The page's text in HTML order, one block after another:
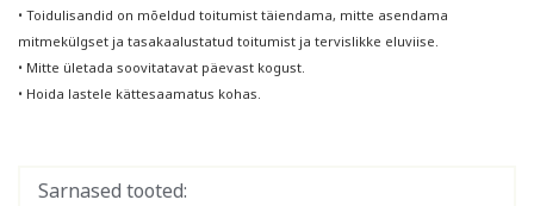
• Toidulisandid on mõeldud toitumist täiendama, mitte asendama
mitmekülgset ja tasakaalustatud toitumist ja tervislikke eluviise.
• Mitte ületada soovitatavat päevast kogust.
• Hoida lastele kättesaamatus kohas.
Sarnased tooted: